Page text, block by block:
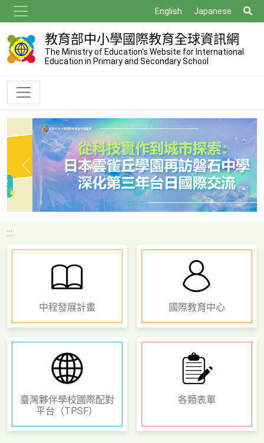
到
主
要
內
English Japanese
尋
教育部中小學國際教育全球資訊網
The Ministry of Education's Website for International
Education in Primary and Secondary School
Previous Next
:::
中程發展計畫 國際教育中心
臺灣夥伴學校國際配對
平台（TPSF）
各類表單